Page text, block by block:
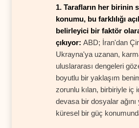
1. Tarafların her birinin
konumu, bu farklılığı
belirleyici bir faktör
çıkıyor: ABD; İran'dan
Ukrayna'ya uzanan,
uluslararası dengeleri
boyutlu bir yaklaşım
zorunlu kılan, birbiriyle iç
devasa bir dosyalar ağını
küresel bir güç